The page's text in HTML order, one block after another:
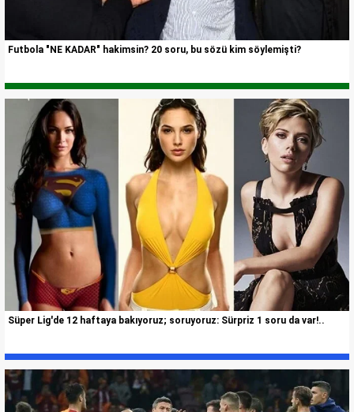
Futbola "NE KADAR" hakimsin? 20 soru, bu sözü kim söylemişti?
Süper Lig'de 12 haftaya bakıyoruz; soruyoruz: Sürpriz 1 soru da var!..